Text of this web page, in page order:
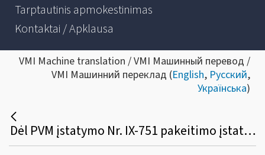
Tarptautinis apmokestinimas
Kontaktai / Apklausa
VMI Machine translation / VMI Машинный перевод /
VMI Машинний переклад (English, Русский,
Українська)
Dėl PVM įstatymo Nr. IX-751 pakeitimo įstatymo ir su juo susijusių pakeitimų nuo 2025-05-01